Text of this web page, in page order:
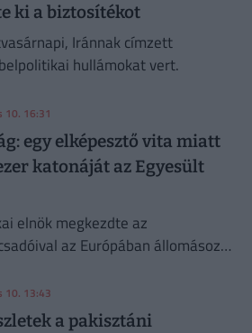
ki a biztosítékot
Iránnak címzett
hullámokat vert.
10. 16:31
egy elképesztő vita miatt
katonáját az Egyesült
elnök megkezdte az
az Európában állomásozó
10. 13:43
a pakisztáni